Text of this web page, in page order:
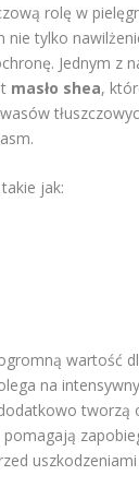
rolę w
nie tylko
Jednym z
masło shea,
jak:
wartość
na
tworzą